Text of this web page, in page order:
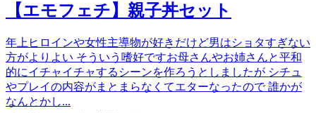
【エモフェチ】親子丼セット
年上ヒロインや女性主導物が好きだけど男はショタすぎない
方がよりよい そういう嗜好ですお母さんやお姉さんと平和
的にイチャイチャするシーンを作ろうとしましたが シチュ
やプレイの内容がまとまらなくてエターなったので 誰かが
なんとかし...